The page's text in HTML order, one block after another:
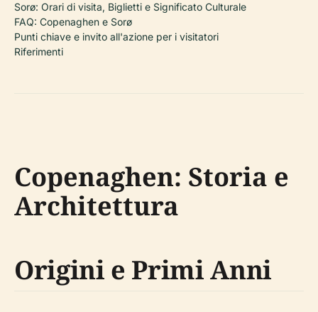
Sorø: Orari di visita, Biglietti e Significato Culturale
FAQ: Copenaghen e Sorø
Punti chiave e invito all'azione per i visitatori
Riferimenti
Copenaghen: Storia e
Architettura
Origini e Primi Anni